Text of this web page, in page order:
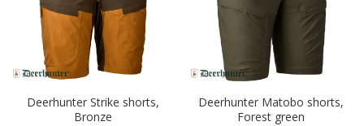
Deerhunter Strike shorts,
Bronze
Deerhunter Matobo shorts,
Forest green